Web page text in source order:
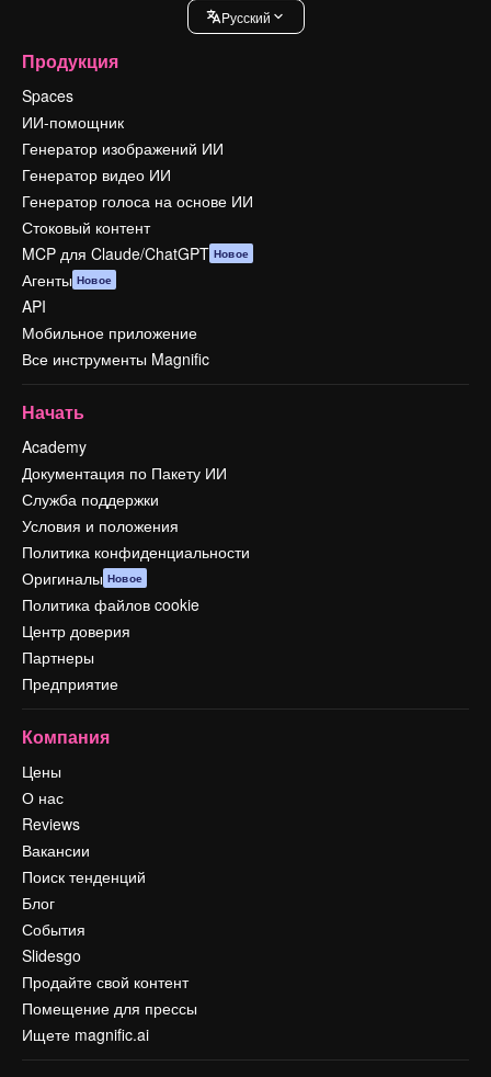
Pусский
Продукция
Spaces
ИИ-помощник
Генератор изображений ИИ
Генератор видео ИИ
Генератор голоса на основе ИИ
Стоковый контент
MCP для Claude/ChatGPT Новое
Агенты Новое
API
Мобильное приложение
Все инструменты Magnific
Начать
Academy
Документация по Пакету ИИ
Служба поддержки
Условия и положения
Политика конфиденциальности
Оригиналы Новое
Политика файлов cookie
Центр доверия
Партнеры
Предприятие
Компания
Цены
О нас
Reviews
Вакансии
Поиск тенденций
Блог
События
Slidesgo
Продайте свой контент
Помещение для прессы
Ищете magnific.ai